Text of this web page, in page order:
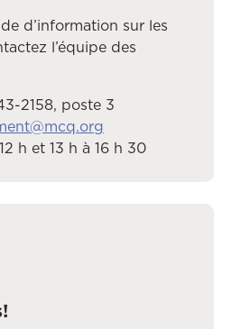
d’information sur les
l’équipe des
2158, poste 3
h et 13 h à 16 h 30